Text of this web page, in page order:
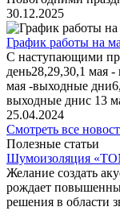
30.12.2025
График работы на
С наступающими
день28,29,30,1 мая
мая -выходные
выходные днис 13
25.04.2024
Смотреть все
Полезные статьи
Шумоизоляция
Желание создать
рождает
решения в области